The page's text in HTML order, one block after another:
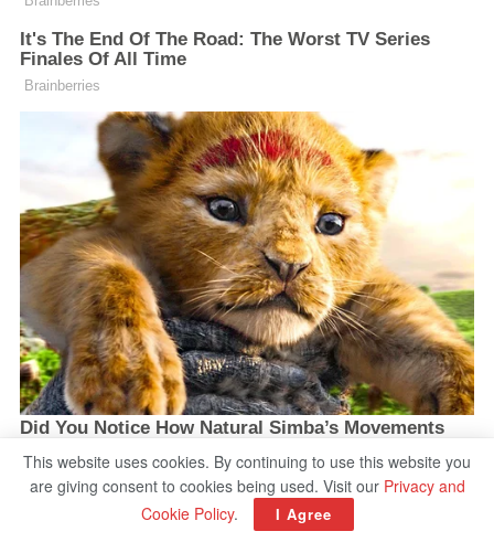
This website uses cookies. By continuing to use this website you
are giving consent to cookies being used. Visit our Privacy and
Cookie Policy. I Agree